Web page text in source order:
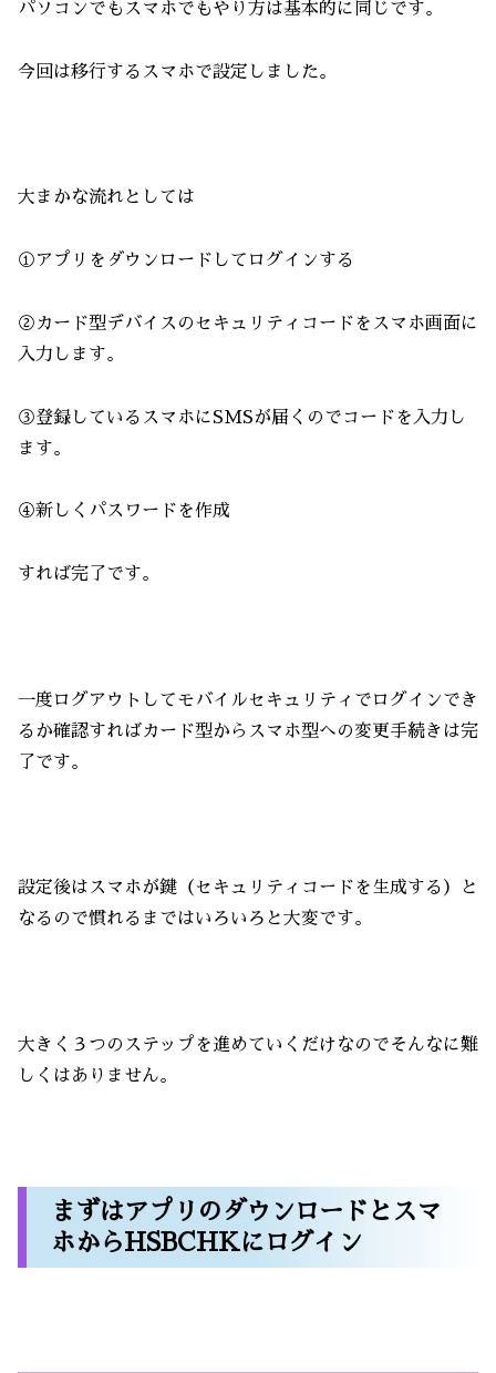
パソコンでもスマホでもやり方は基本的に同じです。
今回は移行するスマホで設定しました。
大まかな流れとしては
①アプリをダウンロードしてログインする
②カード型デバイスのセキュリティコードをスマホ画面に
入力します。
③登録しているスマホにSMSが届くのでコードを入力し
ます。
④新しくパスワードを作成
すれば完了です。
一度ログアウトしてモバイルセキュリティでログインでき
るか確認すればカード型からスマホ型への変更手続きは完
了です。
設定後はスマホが鍵（セキュリティコードを生成する）と
なるので慣れるまではいろいろと大変です。
大きく３つのステップを進めていくだけなのでそんなに難
しくはありません。
まずはアプリのダウンロードとスマ
ホからHSBCHKにログイン